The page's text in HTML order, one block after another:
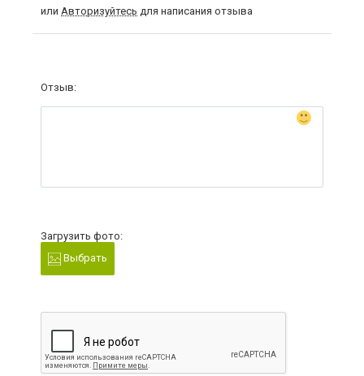
или Авторизуйтесь для написания отзыва
Отзыв:
Загрузить фото:
Выбрать